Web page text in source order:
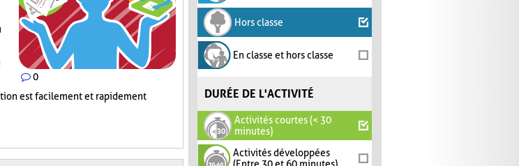
Hors classe
En classe et hors classe
DURÉE DE L'ACTIVITÉ
Activités courtes (< 30
minutes)
Activités développées
0
est facilement et rapidement